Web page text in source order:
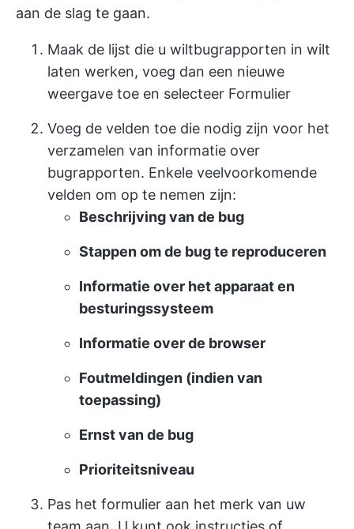
aan de slag te gaan.
Maak de lijst die u wiltbugrapporten in wilt
laten werken, voeg dan een nieuwe
weergave toe en selecteer Formulier
Voeg de velden toe die nodig zijn voor het
verzamelen van informatie over
bugrapporten. Enkele veelvoorkomende
velden om op te nemen zijn:
Beschrijving van de bug
Stappen om de bug te reproduceren
Informatie over het apparaat en
besturingssysteem
Informatie over de browser
Foutmeldingen (indien van
toepassing)
Ernst van de bug
Prioriteitsniveau
Pas het formulier aan het merk van uw